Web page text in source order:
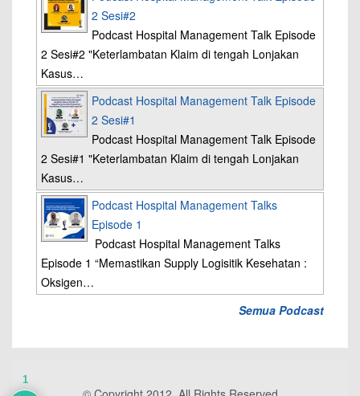
2 Sesi#2
Podcast Hospital Management Talk Episode
2 Sesi#2 "Keterlambatan Klaim di tengah Lonjakan
Kasus…
Podcast Hospital Management Talk Episode
2 Sesi#1
Podcast Hospital Management Talk Episode
2 Sesi#1 "Keterlambatan Klaim di tengah Lonjakan
Kasus…
Podcast Hospital Management Talks
Episode 1
Podcast Hospital Management Talks
Episode 1 “Memastikan Supply Logisitik Kesehatan :
Oksigen…
Semua Podcast
1